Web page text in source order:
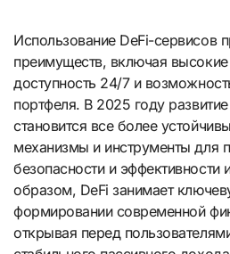
Использование DeFi-сервисов
преимуществ, включая высокие
доступность 24/7 и
портфеля. В 2025 году
становится все более
механизмы и инструменты для
безопасности и эффективности
образом, DeFi занимает
формировании современной
открывая перед